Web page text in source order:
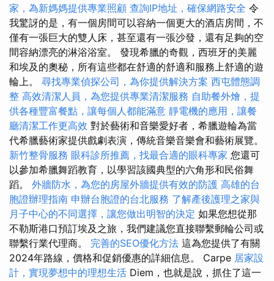
家，為新媽媽提供專業照顧 查詢IP地址，確保網路安全 令
我驚訝的是，有一個房間可以容納一個更大的酒店房間，不
僅有一張巨大的雙人床，甚至還有一張沙發，還有足夠的空
間容納漂亮的淋浴浴室。 發現希臘的奇觀，西班牙的美麗
和埃及的奧秘，所有這些都在舒適的舒適和服務上舒適的遊
輪上。 尋找專業偵探公司，為你提供解決方案 西屯體態調
整 高效清潔人員，為您提供專業清潔服務 自助餐外燴，提
供各種豐富餐點，讓每個人都能滿意 靜電機的應用，讓餐
廳清潔工作更高效 對於藝術和音樂愛好者，希臘遊輪為當
代希臘藝術家提供戲劇表演，傳統音樂音樂會和藝術展覽。
新竹整骨服務 眼科診所推薦，找最合適的眼科專家 您還可
以參加希臘舞蹈教育，以學習該國典型的六角形和民俗舞
蹈。 外牆防水，為您的房屋外牆提供有效的防護 高雄的台
胞證辦理指南 申辦台胞證的台北服務 了解產後護理之家與
月子中心的不同選擇，讓您做出明智的決定 如果您想從那
不勒斯港口預訂埃及之旅，我們建議您直接聯繫郵輪公司或
聯繫行業代理商。 完善的SEO優化方法 這為您提供了有關
2024年路線，價格和促銷優惠的詳細信息。 Carpe 居家設
計，實現夢想中的理想生活 Diem，也就是說，抓住了這一